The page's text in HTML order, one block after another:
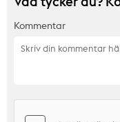
Kommentar